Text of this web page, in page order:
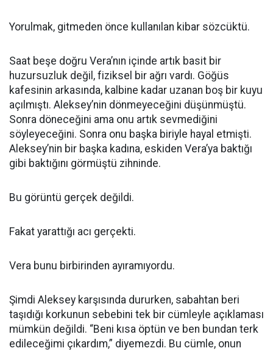
Yorulmak, gitmeden önce kullanılan kibar sözcüktü.
Saat beşe doğru Vera’nın içinde artık basit bir
huzursuzluk değil, fiziksel bir ağrı vardı. Göğüs
kafesinin arkasında, kalbine kadar uzanan boş bir kuyu
açılmıştı. Aleksey’nin dönmeyeceğini düşünmüştü.
Sonra döneceğini ama onu artık sevmediğini
söyleyeceğini. Sonra onu başka biriyle hayal etmişti.
Aleksey’nin bir başka kadına, eskiden Vera’ya baktığı
gibi baktığını görmüştü zihninde.
Bu görüntü gerçek değildi.
Fakat yarattığı acı gerçekti.
Vera bunu birbirinden ayıramıyordu.
Şimdi Aleksey karşısında dururken, sabahtan beri
taşıdığı korkunun sebebini tek bir cümleyle açıklaması
mümkün değildi. “Beni kısa öptün ve ben bundan terk
edileceğimi çıkardım,” diyemezdi. Bu cümle, onun